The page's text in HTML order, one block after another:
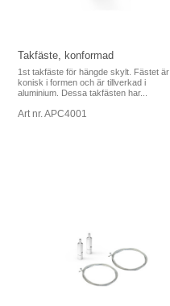
Takfäste, konformad
1st takfäste för hängde skylt. Fästet är
konisk i formen och är tillverkad i
aluminium. Dessa takfästen har...
Art nr. APC4001